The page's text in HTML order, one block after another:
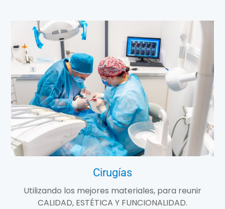
Cirugías
Utilizando los mejores materiales, para reunir
CALIDAD, ESTÉTICA Y FUNCIONALIDAD.